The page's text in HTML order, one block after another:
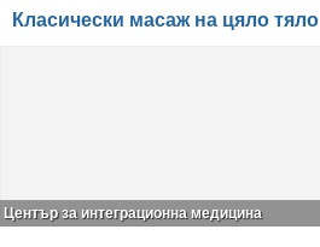
Класически масаж на цяло тяло
Център за интеграционна медицина